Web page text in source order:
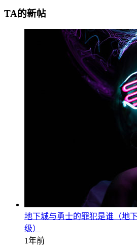
TA的新帖
地下城与勇士的罪犯是谁（地
级）
1年前